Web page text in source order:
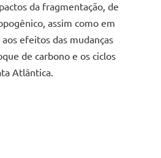
da fragmentação, de
assim como em
efeitos das mudanças
de carbono e os ciclos
Atlântica.